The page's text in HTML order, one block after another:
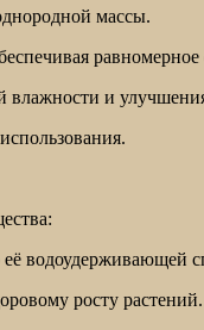
массы.
и
водоудерживающей
росту растений.